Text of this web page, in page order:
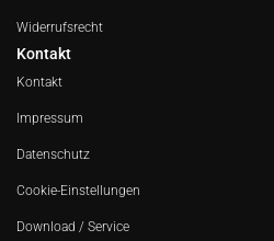
Widerrufsrecht
Kontakt
Kontakt
Impressum
Datenschutz
Cookie-Einstellungen
Download / Service